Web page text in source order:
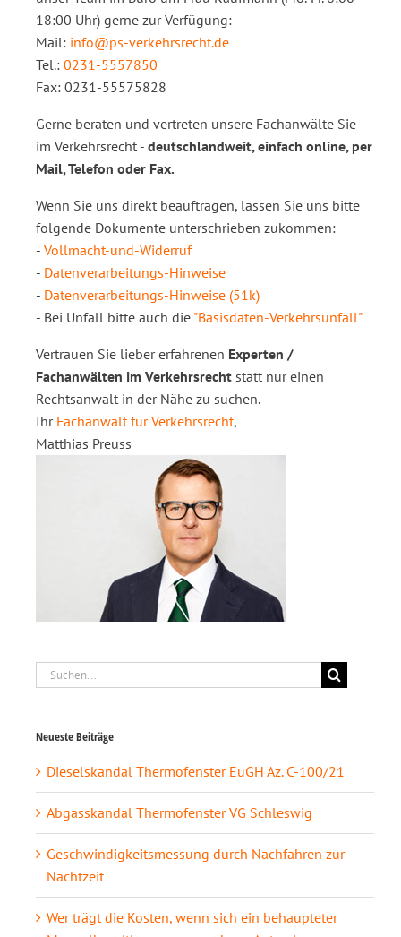
18:00 Uhr) gerne zur Verfügung:
Mail: info@ps-verkehrsrecht.de
Tel.: 0231-5557850
Fax: 0231-55575828
Gerne beraten und vertreten unsere Fachanwälte Sie
im Verkehrsrecht - deutschlandweit, einfach online, per
Mail, Telefon oder Fax.
Wenn Sie uns direkt beauftragen, lassen Sie uns bitte
folgende Dokumente unterschrieben zukommen:
- Vollmacht-und-Widerruf
- Datenverarbeitungs-Hinweise
- Datenverarbeitungs-Hinweise (51k)
- Bei Unfall bitte auch die "Basisdaten-Verkehrsunfall"
Vertrauen Sie lieber erfahrenen Experten /
Fachanwälten im Verkehrsrecht statt nur einen
Rechtsanwalt in der Nähe zu suchen.
Ihr Fachanwalt für Verkehrsrecht,
Matthias Preuss
Suche
Neueste Beiträge
Dieselskandal Thermofenster EuGH Az. C-100/21
Abgasskandal Thermofenster VG Schleswig
Geschwindigkeitsmessung durch Nachfahren zur
Nachtzeit
Wer trägt die Kosten, wenn sich ein behaupteter